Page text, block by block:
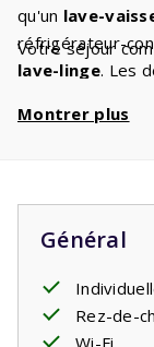
qu'un lave-
réfrigérateur-
lave-linge. Les
de sommeil. La
le salon, vous
Un endroit
où vous
tard dans la
sur le
Votre séjour
Montrer plus
Général
Rez-de-
Wi-Fi